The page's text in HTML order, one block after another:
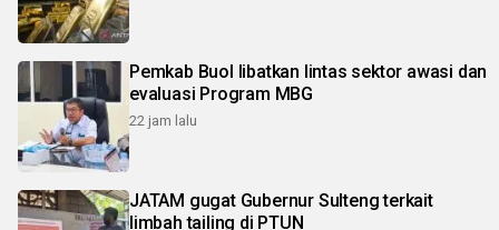
Pemkab Buol libatkan lintas sektor awasi dan
evaluasi Program MBG
22 jam lalu
JATAM gugat Gubernur Sulteng terkait
limbah tailing di PTUN